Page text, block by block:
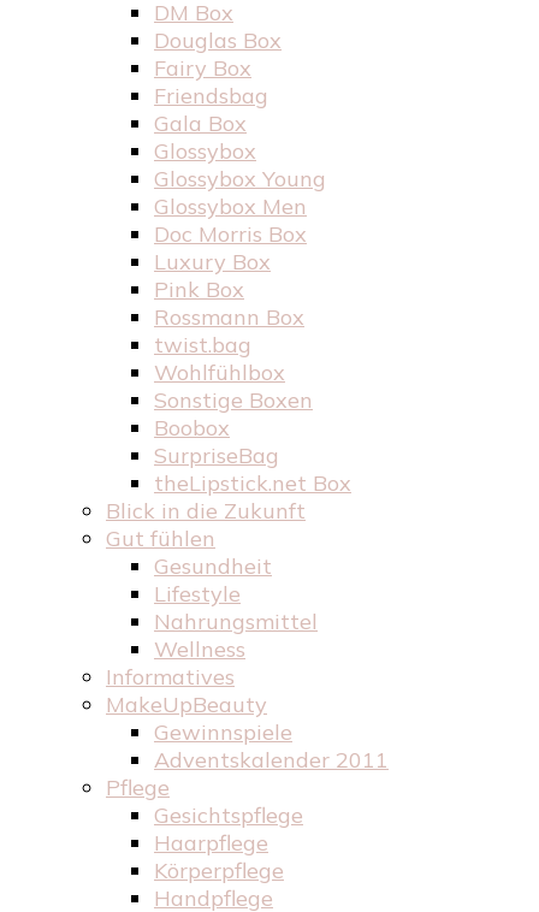
DM Box
Douglas Box
Fairy Box
Friendsbag
Gala Box
Glossybox
Glossybox Young
Glossybox Men
Doc Morris Box
Luxury Box
Pink Box
Rossmann Box
twist.bag
Wohlfühlbox
Sonstige Boxen
Boobox
SurpriseBag
theLipstick.net Box
Blick in die Zukunft
Gut fühlen
Gesundheit
Lifestyle
Nahrungsmittel
Wellness
Informatives
MakeUpBeauty
Gewinnspiele
Adventskalender 2011
Pflege
Gesichtspflege
Haarpflege
Körperpflege
Handpflege